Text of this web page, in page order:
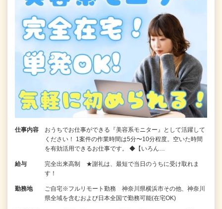
仕事内容
おうちでお仕事ができる『美容系モニター』として活躍して
ください！ 1案件の作業時間は5分〜10分程度。空いた時間
を有効活用できるお仕事です。 ◆【いろん…
給与
完全出来高制 ★謝礼は、最短で当日のうちに受け取れま
す！
勤務地
ご自宅※フルリモート勤務 神奈川県横浜市その他、神奈川
県全域を含むおよび日本全国で勤務可能(在宅OK)